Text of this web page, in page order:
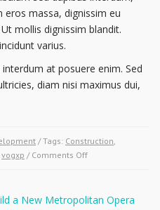
massa, dignissim eu
mollis dignissim blandit.
varius.
at posuere enim. Sed
diam nisi maximus dui,
/ Tags: Construction
vogxp / Comments Offon
of